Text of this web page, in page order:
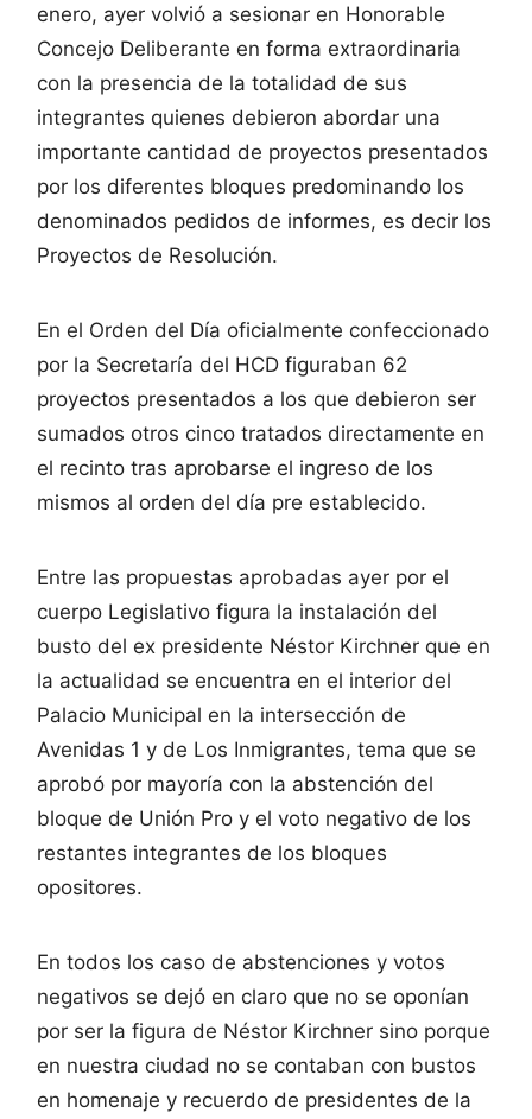
enero, ayer volvió a sesionar en Honorable
Concejo Deliberante en forma extraordinaria
con la presencia de la totalidad de sus
integrantes quienes debieron abordar una
importante cantidad de proyectos presentados
por los diferentes bloques predominando los
denominados pedidos de informes, es decir los
Proyectos de Resolución.
En el Orden del Día oficialmente confeccionado
por la Secretaría del HCD figuraban 62
proyectos presentados a los que debieron ser
sumados otros cinco tratados directamente en
el recinto tras aprobarse el ingreso de los
mismos al orden del día pre establecido.
Entre las propuestas aprobadas ayer por el
cuerpo Legislativo figura la instalación del
busto del ex presidente Néstor Kirchner que en
la actualidad se encuentra en el interior del
Palacio Municipal en la intersección de
Avenidas 1 y de Los Inmigrantes, tema que se
aprobó por mayoría con la abstención del
bloque de Unión Pro y el voto negativo de los
restantes integrantes de los bloques
opositores.
En todos los caso de abstenciones y votos
negativos se dejó en claro que no se oponían
por ser la figura de Néstor Kirchner sino porque
en nuestra ciudad no se contaban con bustos
en homenaje y recuerdo de presidentes de la